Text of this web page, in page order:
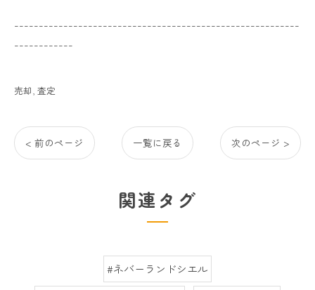
----------------------------------------------------------
------------
売却 査定
< 前のページ 一覧に戻る 次のページ >
関連タグ
#ネバーランドシエル